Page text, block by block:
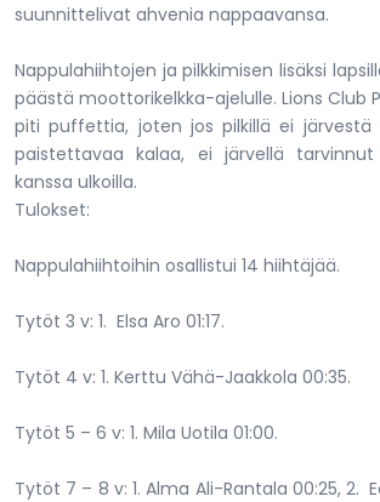
suunnittelivat ahvenia nappaavansa.
Nappulahiihtojen ja pilkkimisen lisäksi
päästä moottorikelkka-ajelulle. Lions Club
piti puffettia, joten jos pilkillä ei järvestä
paistettavaa kalaa, ei järvellä
kanssa ulkoilla.
Tulokset:
Nappulahiihtoihin osallistui 14 hiihtäjää.
Tytöt 3 v: 1. Elsa Aro 01:17.
Tytöt 4 v: 1. Kerttu Vähä-Jaakkola 00:35.
Tytöt 5 – 6 v: 1. Mila Uotila 01:00.
Tytöt 7 – 8 v: 1. Alma Ali-Rantala 00:25, 2.